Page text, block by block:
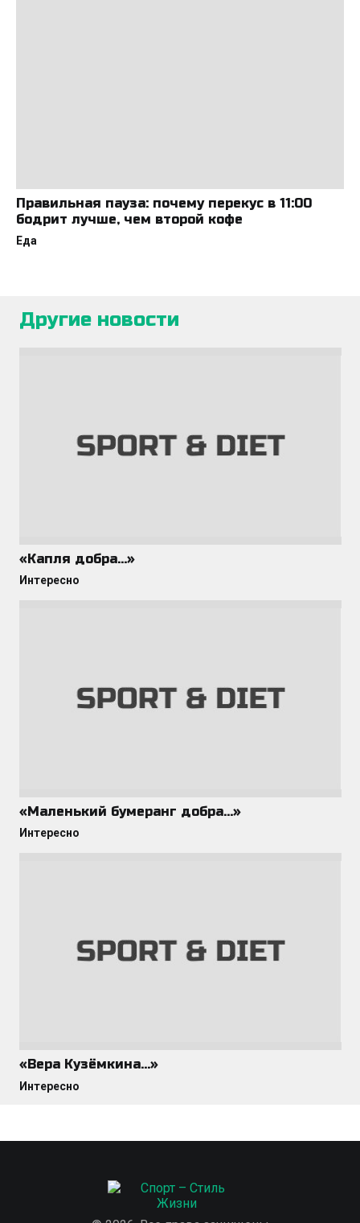
Правильная пауза: почему перекус в 11:00
бодрит лучше, чем второй кофе
Еда
Другие новости
«Капля добра…»
Интересно
«Маленький бумеранг добра…»
Интересно
«Вера Кузёмкина…»
Интересно